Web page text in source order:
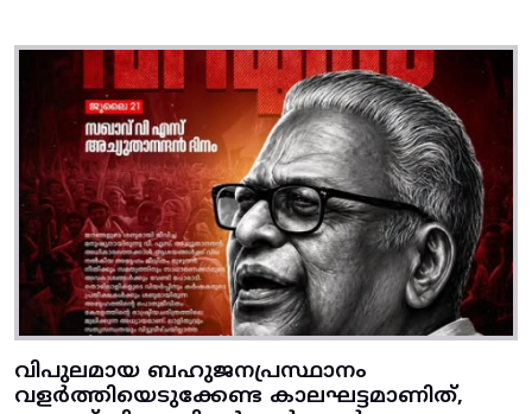
വിപുലമായ ബഹുജനപ്രസ്ഥാനം
വളർത്തിയെടുക്കേണ്ട കാലഘട്ടമാണിത്,